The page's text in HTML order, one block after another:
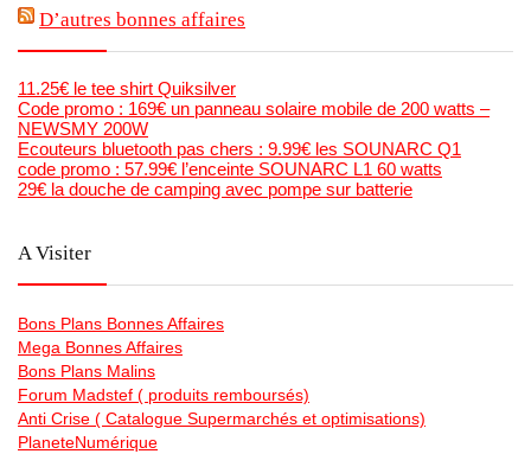
D’autres bonnes affaires
11.25€ le tee shirt Quiksilver
Code promo : 169€ un panneau solaire mobile de 200 watts –
NEWSMY 200W
Ecouteurs bluetooth pas chers : 9.99€ les SOUNARC Q1
code promo : 57.99€ l’enceinte SOUNARC L1 60 watts
29€ la douche de camping avec pompe sur batterie
A Visiter
Bons Plans Bonnes Affaires
Mega Bonnes Affaires
Bons Plans Malins
Forum Madstef ( produits remboursés)
Anti Crise ( Catalogue Supermarchés et optimisations)
PlaneteNumérique